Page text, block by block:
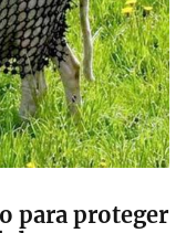
para proteger